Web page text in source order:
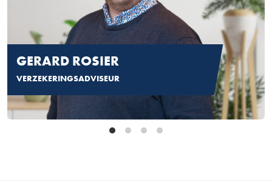
GERARD ROSIER
VERZEKERINGSADVISEUR